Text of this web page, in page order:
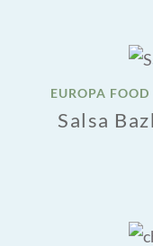
EUROPA FOOD
Salsa